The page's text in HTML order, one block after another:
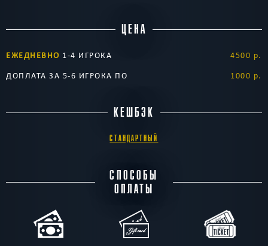
ЦЕНА
ЕЖЕДНЕВНО 1-4 ИГРОКА
4500 р.
ДОПЛАТА ЗА 5-6 ИГРОКА ПО
1000 р.
КЕШБЭК
СТАНДАРТНЫЙ
СПОСОБЫ
ОПЛАТЫ